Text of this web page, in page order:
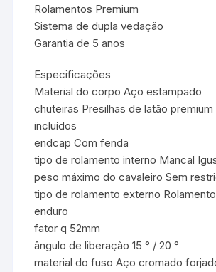
Rolamentos Premium
Sistema de dupla vedação
Garantia de 5 anos
Especificações
Material do corpo Aço estampado
chuteiras Presilhas de latão
incluídos
endcap Com fenda
tipo de rolamento interno Mancal
peso máximo do cavaleiro Sem
tipo de rolamento externo
enduro
fator q 52mm
ângulo de liberação 15 ° / 20 °
material do fuso Aço cromado